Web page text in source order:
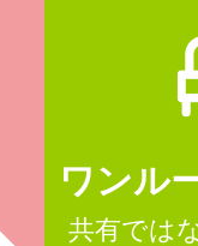
ワンル
共有では